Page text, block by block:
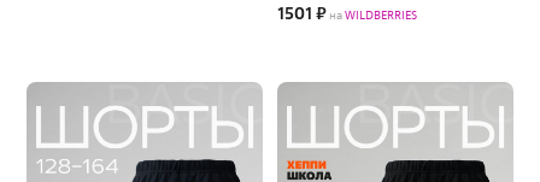
1501 ₽ наWILDBERRIES